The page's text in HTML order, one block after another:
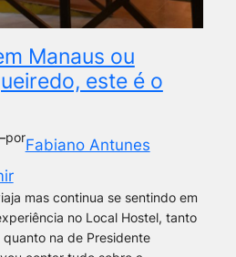
Manaus ou
este é o
porFabiano Antunes
mas continua se sentindo em
no Local Hostel, tanto
na de Presidente